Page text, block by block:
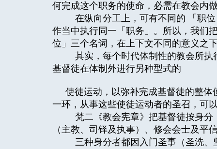
何完成这个职务的使命，必需在教会内
在纵向分工上，可有不同的 「职
作当中执行同一「职务」。所以，我们
位」三个名词，在上下文不同的意义之
其实，每个时代体制性的教会所执
基督徒在体制外进行另种型式的
使徒运动，以弥补完成基督徒的整
一环，从事这些使徒运动者的圣召，可
梵二《教会宪章》把基督徒按身分
（主教、司铎及执事）、修会会士及平
三种身分者都因入门圣事（圣洗、